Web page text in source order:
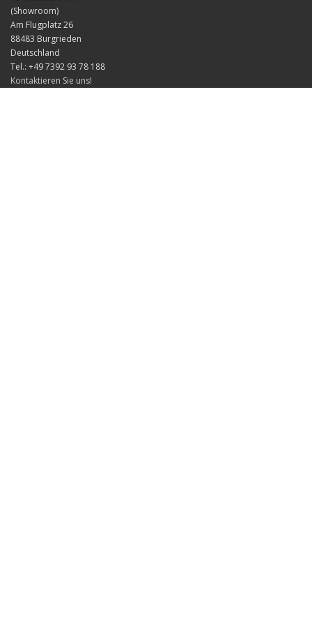
(Showroom)
Am Flugplatz 26
88483 Burgrieden
Deutschland
Tel.: +49 7392 93 78 188
Kontaktieren Sie uns!